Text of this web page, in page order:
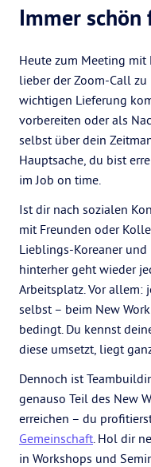
Immer
Heute zum Meeting mit
lieber der Zoom-Call
wichtigen Lieferung
vorbereiten oder als
selbst über dein
Hauptsache, du bist
im Job on time.
Ist dir nach sozialen
mit Freunden oder
Lieblings-Koreaner
hinterher geht wieder
Arbeitsplatz. Vor allem:
selbst – beim New
bedingt. Du kennst
diese umsetzt, liegt
Dennoch ist
genauso Teil des New
erreichen – du
Gemeinschaft. Hol dir
in Workshops und